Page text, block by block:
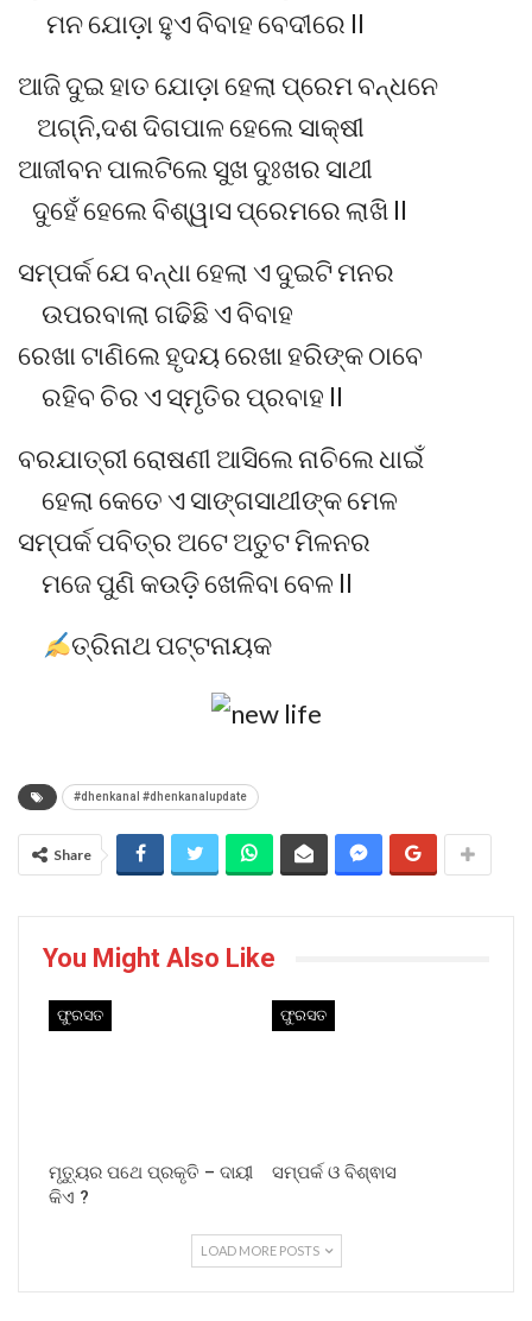
ମନ ଯୋଡ଼ା ହୁଏ ବିବାହ ବେଦୀରେ ll
ଆଜି ଦୁଇ ହାତ ଯୋଡ଼ା ହେଲା ପ୍ରେମ ବନ୍ଧନେ
ଅଗ୍ନି,ଦଶ ଦିଗପାଳ ହେଲେ ସାକ୍ଷୀ
ଆଜୀବନ ପାଲଟିଲେ ସୁଖ ଦୁଃଖର ସାଥୀ
ଦୁହେଁ ହେଲେ ବିଶ୍ୱାସ ପ୍ରେମରେ ଲାଖି ll
ସମ୍ପର୍କ ଯେ ବନ୍ଧା ହେଲା ଏ ଦୁଇଟି ମନର
ଉପରବାଲା ଗଢିଛି ଏ ବିବାହ
ରେଖା ଟାଣିଲେ ହୃଦୟ ରେଖା ହରିଙ୍କ ଠାବେ
ରହିବ ଚିର ଏ ସ୍ମୃତିର ପ୍ରବାହ ll
ବରଯାତ୍ରୀ ରୋଷଣୀ ଆସିଲେ ନାଚିଲେ ଧାଇଁ
ହେଲା କେତେ ଏ ସାଙ୍ଗସାଥୀଙ୍କ ମେଳ
ସମ୍ପର୍କ ପବିତ୍ର ଅଟେ ଅତୁଟ ମିଳନର
ମଜେ ପୁଣି କଉଡ଼ି ଖେଳିବା ବେଳ ll
ତ୍ରିନାଥ ପଟ୍ଟନାୟକ
#dhenkanal #dhenkanalupdate
Share
You Might Also Like
ଫୁରସତ
ମୃତ୍ୟୁର ପଥେ ପ୍ରକୃତି – ଦାୟୀ
କିଏ ?
ଫୁରସତ
ସମ୍ପର୍କ ଓ ବିଶ୍ଵାସ
LOAD MORE POSTS